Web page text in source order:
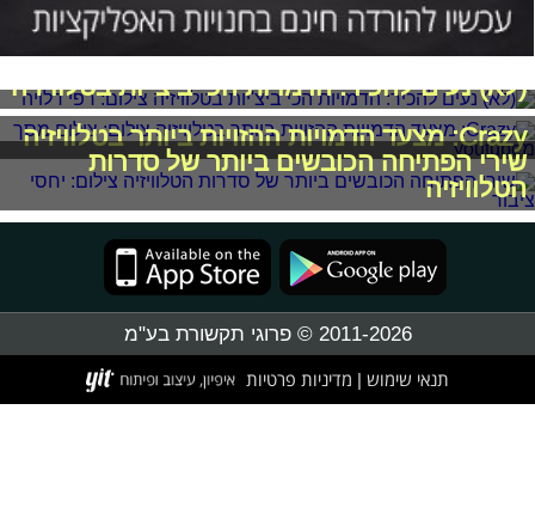
(לא) נעים להכיר: הדמויות הכי ביצ'יות בטלוויזיה
Crazy: מצעד הדמויות ההזויות ביותר בטלוויזיה
שירי הפתיחה הכובשים ביותר של סדרות
הטלוויזיה
2011-2026 © פרוגי תקשורת בע"מ
תנאי שימוש מדיניות פרטיות